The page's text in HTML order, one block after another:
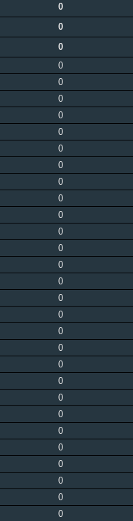
0
0
0
0
0
0
0
0
0
0
0
0
0
0
0
0
0
0
0
0
0
0
0
0
0
0
0
0
0
0
0